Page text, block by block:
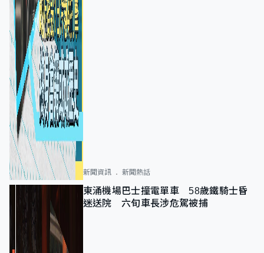
新聞資訊 新聞熱話
東涌機場巴士撞電單車 58歲鐵騎士昏
迷送院 六旬車長涉危駕被捕